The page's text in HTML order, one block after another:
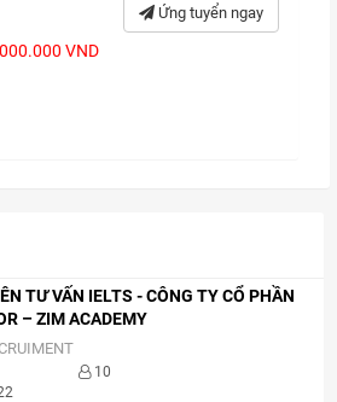
Ứng tuyển ngay
VND
TƯ VẤN IELTS - CÔNG TY CỔ PHẦN
– ZIM ACADEMY
10